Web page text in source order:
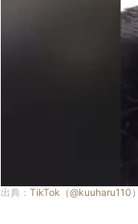
出典： TikTok（@kuuharu110）